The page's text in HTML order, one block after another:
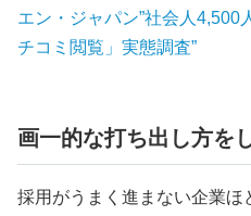
エン・ジャパン”社会人4,500
チコミ閲覧」実態調査”
画一的な打ち出し方を
採用がうまく進まない企業ほ